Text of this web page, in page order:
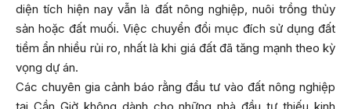
diện tích hiện nay vẫn là đất nông nghiệp, nuôi trồng thủy
sản hoặc đất muối. Việc chuyển đổi mục đích sử dụng đất
tiềm ẩn nhiều rủi ro, nhất là khi giá đất đã tăng mạnh theo kỳ
vọng dự án.
Các chuyên gia cảnh báo rằng đầu tư vào đất nông nghiệp